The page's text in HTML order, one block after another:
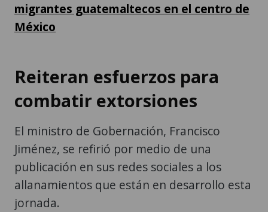
migrantes guatemaltecos en el centro de
México
Reiteran esfuerzos para
combatir extorsiones
El ministro de Gobernación, Francisco
Jiménez, se refirió por medio de una
publicación en sus redes sociales a los
allanamientos que están en desarrollo esta
jornada.